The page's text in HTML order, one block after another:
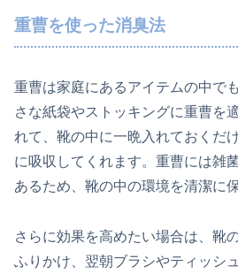
重曹を使った消臭法
重曹は家庭にあるアイテムの中で
さな紙袋やストッキングに重曹を
れて、靴の中に一晩入れておくだ
に吸収してくれます。重曹には雑
あるため、靴の中の環境を清潔に
さらに効果を高めたい場合は、靴
ふりかけ、翌朝ブラシやティッシ